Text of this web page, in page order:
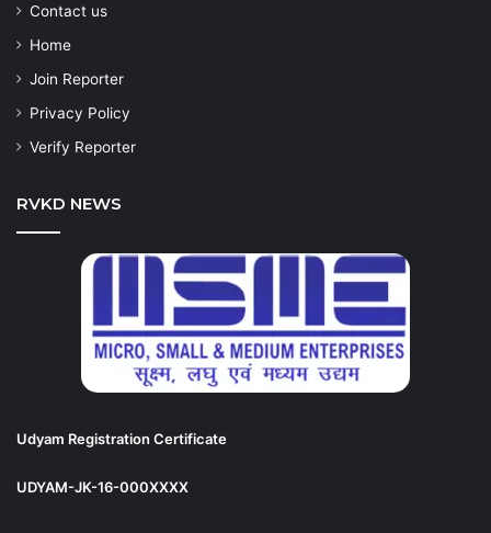
Contact us
Home
Join Reporter
Privacy Policy
Verify Reporter
RVKD NEWS
Udyam Registration Certificate
UDYAM-JK-16-000XXXX